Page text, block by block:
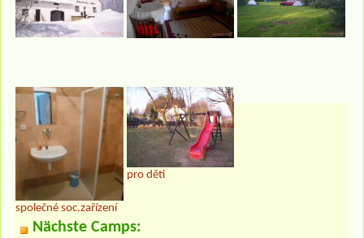
společné soc.zařízení
pro děti
Nächste Camps: